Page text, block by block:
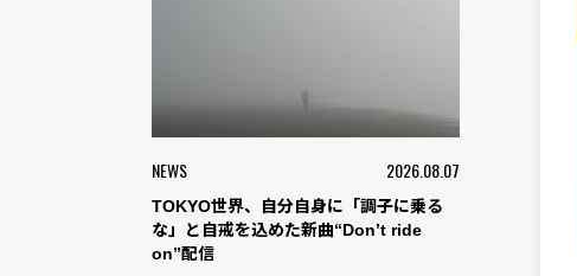
NEWS 2026.08.07
TOKYO世界、自分自身に「調子に乗る
な」と自戒を込めた新曲“Don’t ride
on”配信